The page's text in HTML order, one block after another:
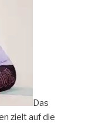
Das
zielt auf die